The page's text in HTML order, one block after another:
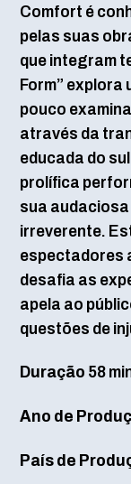
Comfort é
pelas suas
que integram
Form” explora
pouco
através da
educada do
prolífica
sua
irreverente.
espectadores
desafia as
apela ao
questões de
Duração 58
Ano de
País de